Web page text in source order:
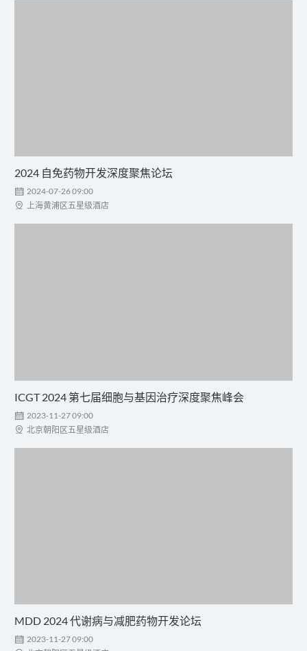
2024 自免药物开发深度聚焦论坛
 2024-07-26 09:00
 上海黄浦区五星级酒店
ICGT 2024 第七届细胞与基因治疗深度聚焦峰会
 2023-11-27 09:00
 北京朝阳区五星级酒店
MDD 2024 代谢病与减肥药物开发论坛
 2023-11-27 09:00